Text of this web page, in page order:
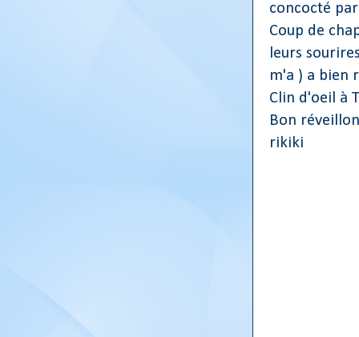
concocté
Coup de
leurs
m'a ) a bien
Clin d'oeil à
Bon
rikiki